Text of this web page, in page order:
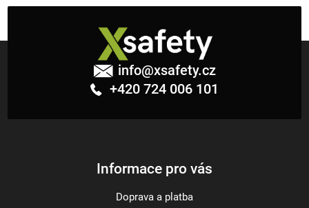
info@xsafety.cz
+420 724 006 101
Informace pro vás
Doprava a platba